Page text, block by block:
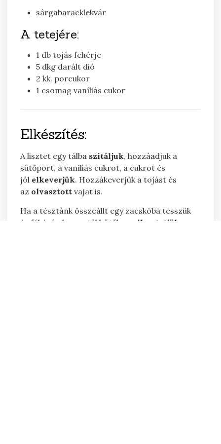
sárgabaracklekvár
A tetejére:
1 db tojás fehérje
5 dkg darált dió
2 kk. porcukor
1 csomag vaníliás cukor
Elkészítés:
A lisztet egy tálba szitáljuk, hozzáadjuk a
sütőport, a vaníliás cukrot, a cukrot és
jól elkeverjük. Hozzákeverjük a tojást és
az olvasztott vajat is.
Ha a tésztánk összeállt egy zacskóba tesszük
és fél órán keresztül hűtőben
pihentetjük